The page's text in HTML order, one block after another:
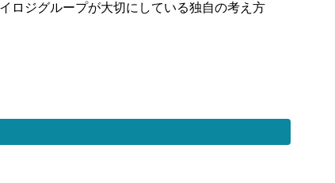
ロジグループが大切にしている独自の考え方